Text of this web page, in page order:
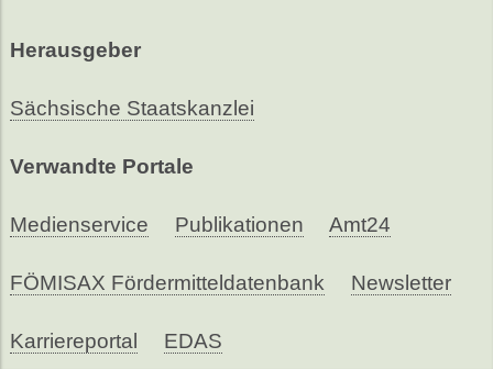
Herausgeber
Sächsische Staatskanzlei
Verwandte Portale
Medienservice Publikationen Amt24
FÖMISAX Fördermitteldatenbank Newsletter
Karriereportal EDAS